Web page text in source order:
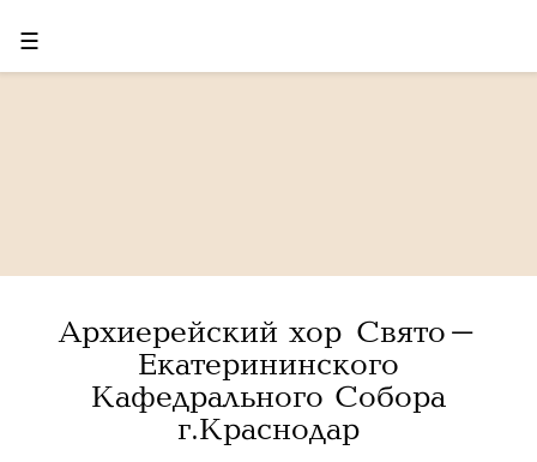
☰
Архиерейский хор Свято-
Екатерининского
Кафедрального Собора
г.Краснодар